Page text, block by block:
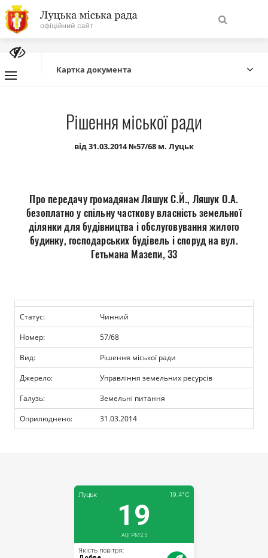
На
головну
сайту
Про місто
Міська влада
Бюджет
Публічна інформація
Документи
Картка документа
Рішення міської ради
від 31.03.2014 №57/68 м. Луцьк
Про передачу громадянам Ляшук С.Й., Ляшук О.А.
безоплатно у спільну часткову власність земельної
ділянки для будівництва і обслуговування жилого
будинку, господарських будівель і споруд на вул.
Гетьмана Мазепи, 33
Статус:
Чинний
Номер:
57/68
Вид:
Рішення міської ради
Джерело:
Управління земельних ресурсів
Галузь:
Земельні питання
Оприлюднено:
31.03.2014